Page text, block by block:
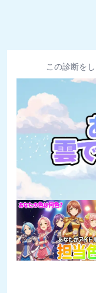
この診断を